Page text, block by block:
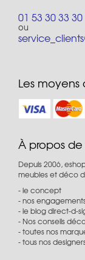
01 53 30 33 30
ou
Les
À propos
Depuis 2006,
meubles et déco
le concept
nos
le blog direct-d-
Nos conseils
toutes nos
tous nos